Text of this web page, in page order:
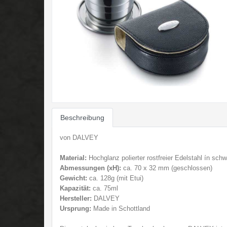
Beschreibung
von DALVEY
Material: Hochglanz polierter rostfreier Edelstahl ín
Abmessungen (xH): ca. 70 x 32 mm (geschlossen)
Gewicht: ca. 128g (mit Etui)
Kapazität: ca. 75ml
Hersteller: DALVEY
Ursprung: Made in Schottland